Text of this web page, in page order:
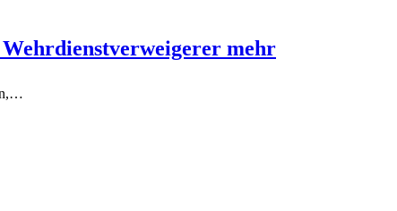
mehr